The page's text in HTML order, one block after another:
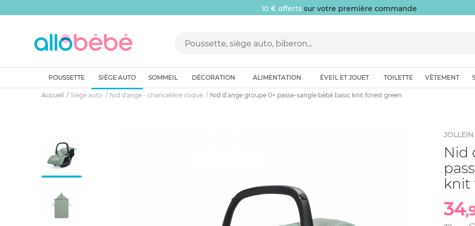
10 € offerts sur votre première commande
POUSSETTE SIÈGE AUTO SOMMEIL DÉCORATION ALIMENTATION ÉVEIL ET JOUET TOILETTE VÊTEMENT
Accueil Siège auto Nid d'ange - chancelière coque Nid d’ange groupe 0+ passe-sangle bébé basic knit forest green
JOLLEIN
Nid
knit
34